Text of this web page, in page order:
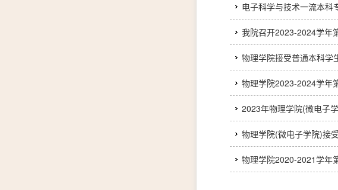
电子科学与技术一流本科
我院召开2023-2024学年
物理学院接受普通本科学
物理学院2023-2024学年
2023年物理学院(微电子
物理学院(微电子学院)接
物理学院2020-2021学年